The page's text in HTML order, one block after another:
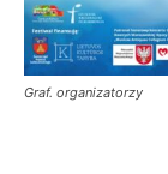
Graf. organizatorzy